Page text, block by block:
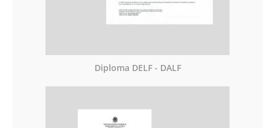
Diploma DELF - DALF